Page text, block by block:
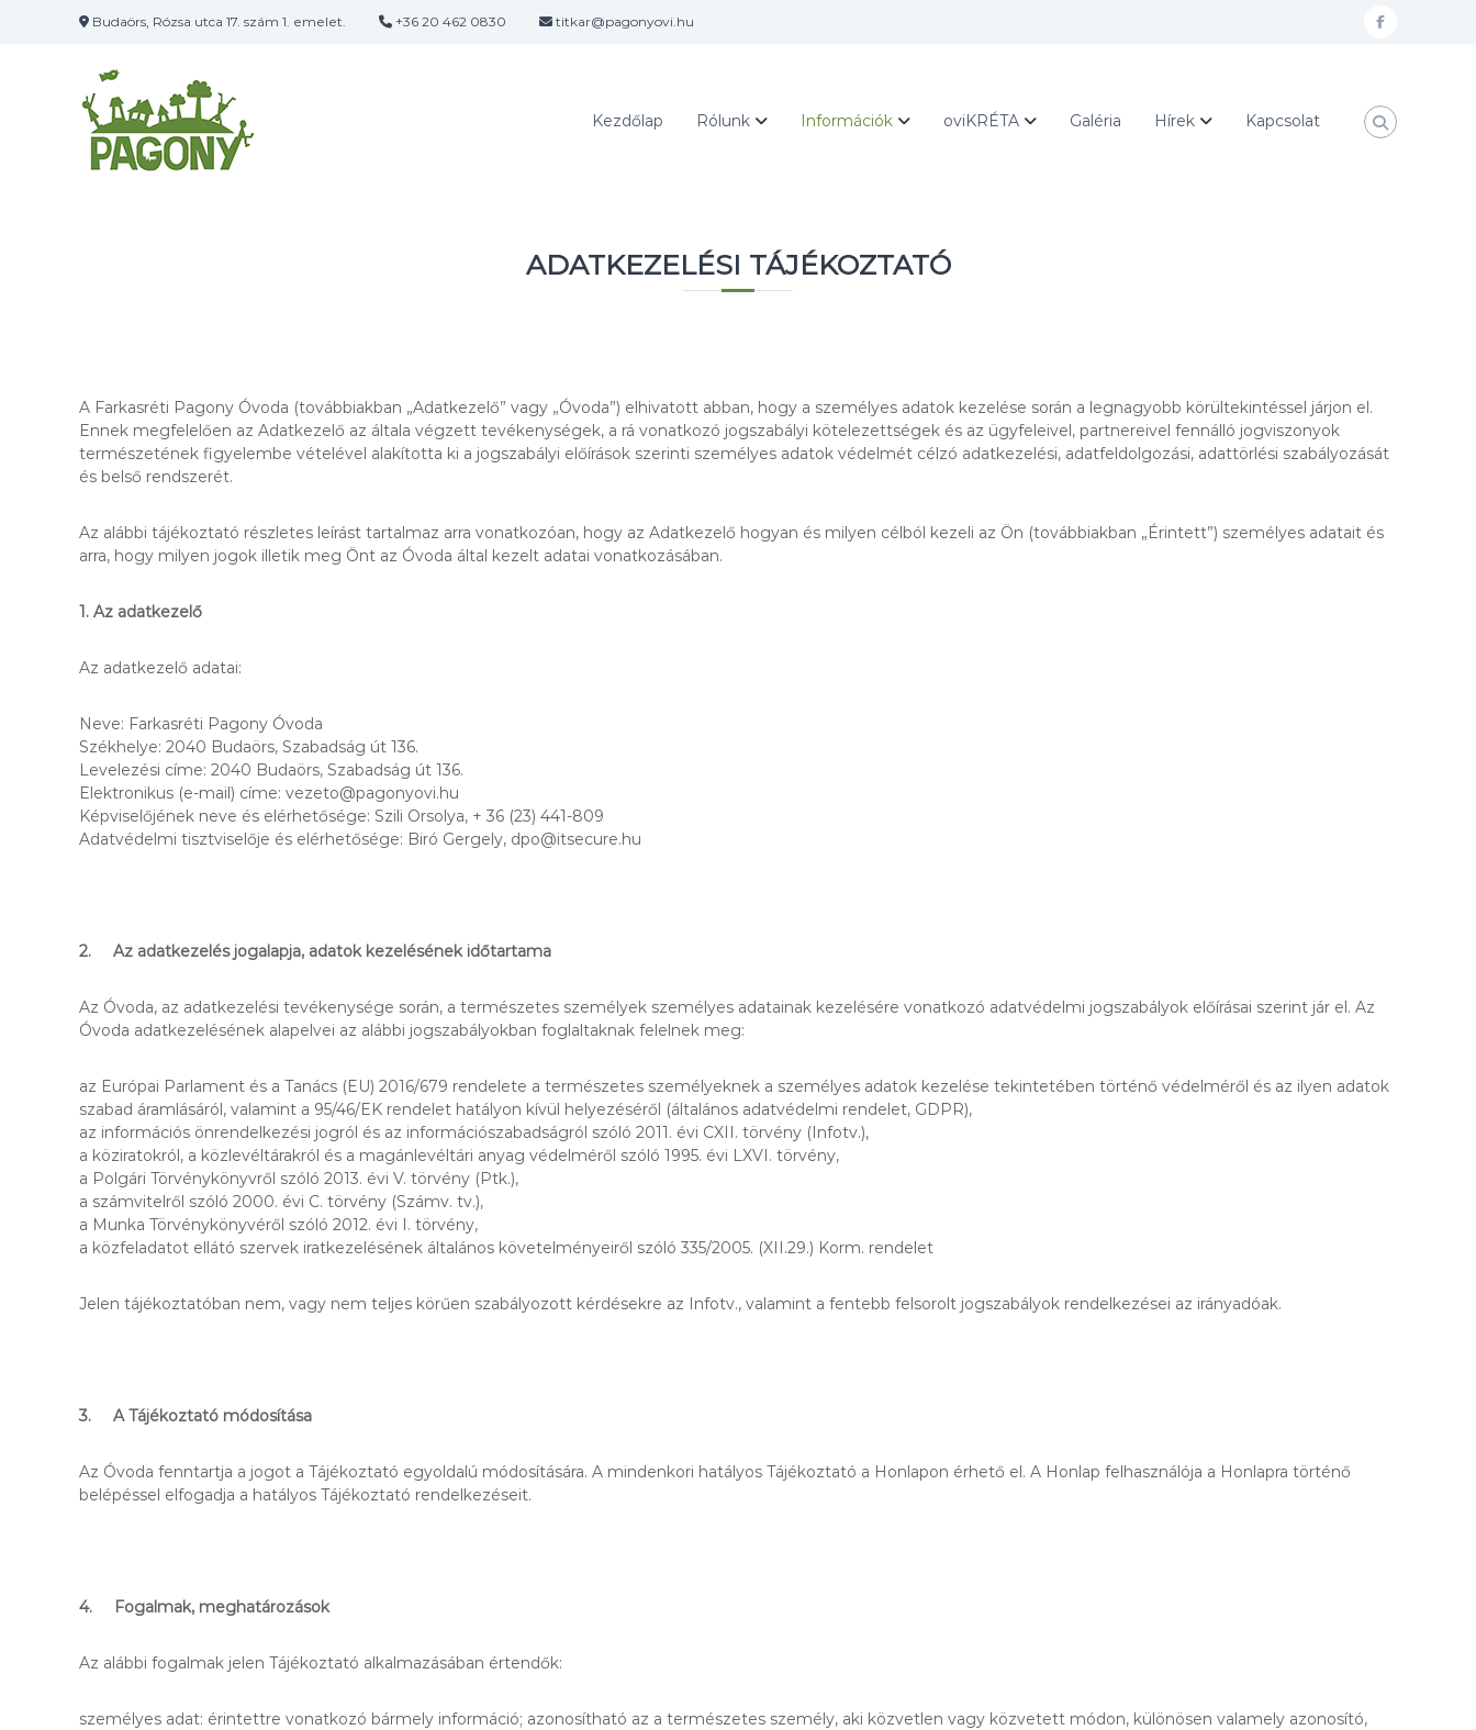
Budaörs, Rózsa utca 17. szám 1. emelet. +36 20 462 0830 titkar@pagonyovi.hu f
e
o
n
y
o
d
Kezdőlap Rólunk Információk oviKRÉTA Galéria Hírek Kapcsolat
ADATKEZELÉSI TÁJÉKOZTATÓ
A Farkasréti Pagony Óvoda (továbbiakban „Adatkezelő” vagy „Óvoda”) elhivatott abban, hogy a személyes adatok kezelése során a legnagyobb körültekintéssel járjon el.
Ennek megfelelően az Adatkezelő az általa végzett tevékenységek, a rá vonatkozó jogszabályi kötelezettségek és az ügyfeleivel, partnereivel fennálló jogviszonyok
természetének figyelembe vételével alakította ki a jogszabályi előírások szerinti személyes adatok védelmét célzó adatkezelési, adatfeldolgozási, adattörlési szabályozását
és belső rendszerét.
Az alábbi tájékoztató részletes leírást tartalmaz arra vonatkozóan, hogy az Adatkezelő hogyan és milyen célból kezeli az Ön (továbbiakban „Érintett”) személyes adatait és
arra, hogy milyen jogok illetik meg Önt az Óvoda által kezelt adatai vonatkozásában.
1. Az adatkezelő
Az adatkezelő adatai:
Neve: Farkasréti Pagony Óvoda
Székhelye: 2040 Budaörs, Szabadság út 136.
Levelezési címe: 2040 Budaörs, Szabadság út 136.
Elektronikus (e-mail) címe: vezeto@pagonyovi.hu
Képviselőjének neve és elérhetősége: Szili Orsolya, + 36 (23) 441-809
Adatvédelmi tisztviselője és elérhetősége: Biró Gergely, dpo@itsecure.hu
2. Az adatkezelés jogalapja, adatok kezelésének időtartama
Az Óvoda, az adatkezelési tevékenysége során, a természetes személyek személyes adatainak kezelésére vonatkozó adatvédelmi jogszabályok előírásai szerint jár el. Az
Óvoda adatkezelésének alapelvei az alábbi jogszabályokban foglaltaknak felelnek meg:
az Európai Parlament és a Tanács (EU) 2016/679 rendelete a természetes személyeknek a személyes adatok kezelése tekintetében történő védelméről és az ilyen adatok
szabad áramlásáról, valamint a 95/46/EK rendelet hatályon kívül helyezéséről (általános adatvédelmi rendelet, GDPR),
az információs önrendelkezési jogról és az információszabadságról szóló 2011. évi CXII. törvény (Infotv.),
a köziratokról, a közlevéltárakról és a magánlevéltári anyag védelméről szóló 1995. évi LXVI. törvény,
a Polgári Törvénykönyvről szóló 2013. évi V. törvény (Ptk.),
a számvitelről szóló 2000. évi C. törvény (Számv. tv.),
a Munka Törvénykönyvéről szóló 2012. évi I. törvény,
a közfeladatot ellátó szervek iratkezelésének általános követelményeiről szóló 335/2005. (XII.29.) Korm. rendelet
Jelen tájékoztatóban nem, vagy nem teljes körűen szabályozott kérdésekre az Infotv., valamint a fentebb felsorolt jogszabályok rendelkezései az irányadóak.
3. A Tájékoztató módosítása
Az Óvoda fenntartja a jogot a Tájékoztató egyoldalú módosítására. A mindenkori hatályos Tájékoztató a Honlapon érhető el. A Honlap felhasználója a Honlapra történő
belépéssel elfogadja a hatályos Tájékoztató rendelkezéseit.
4. Fogalmak, meghatározások
Az alábbi fogalmak jelen Tájékoztató alkalmazásában értendők:
személyes adat: érintettre vonatkozó bármely információ; azonosítható az a természetes személy, aki közvetlen vagy közvetett módon, különösen valamely azonosító,